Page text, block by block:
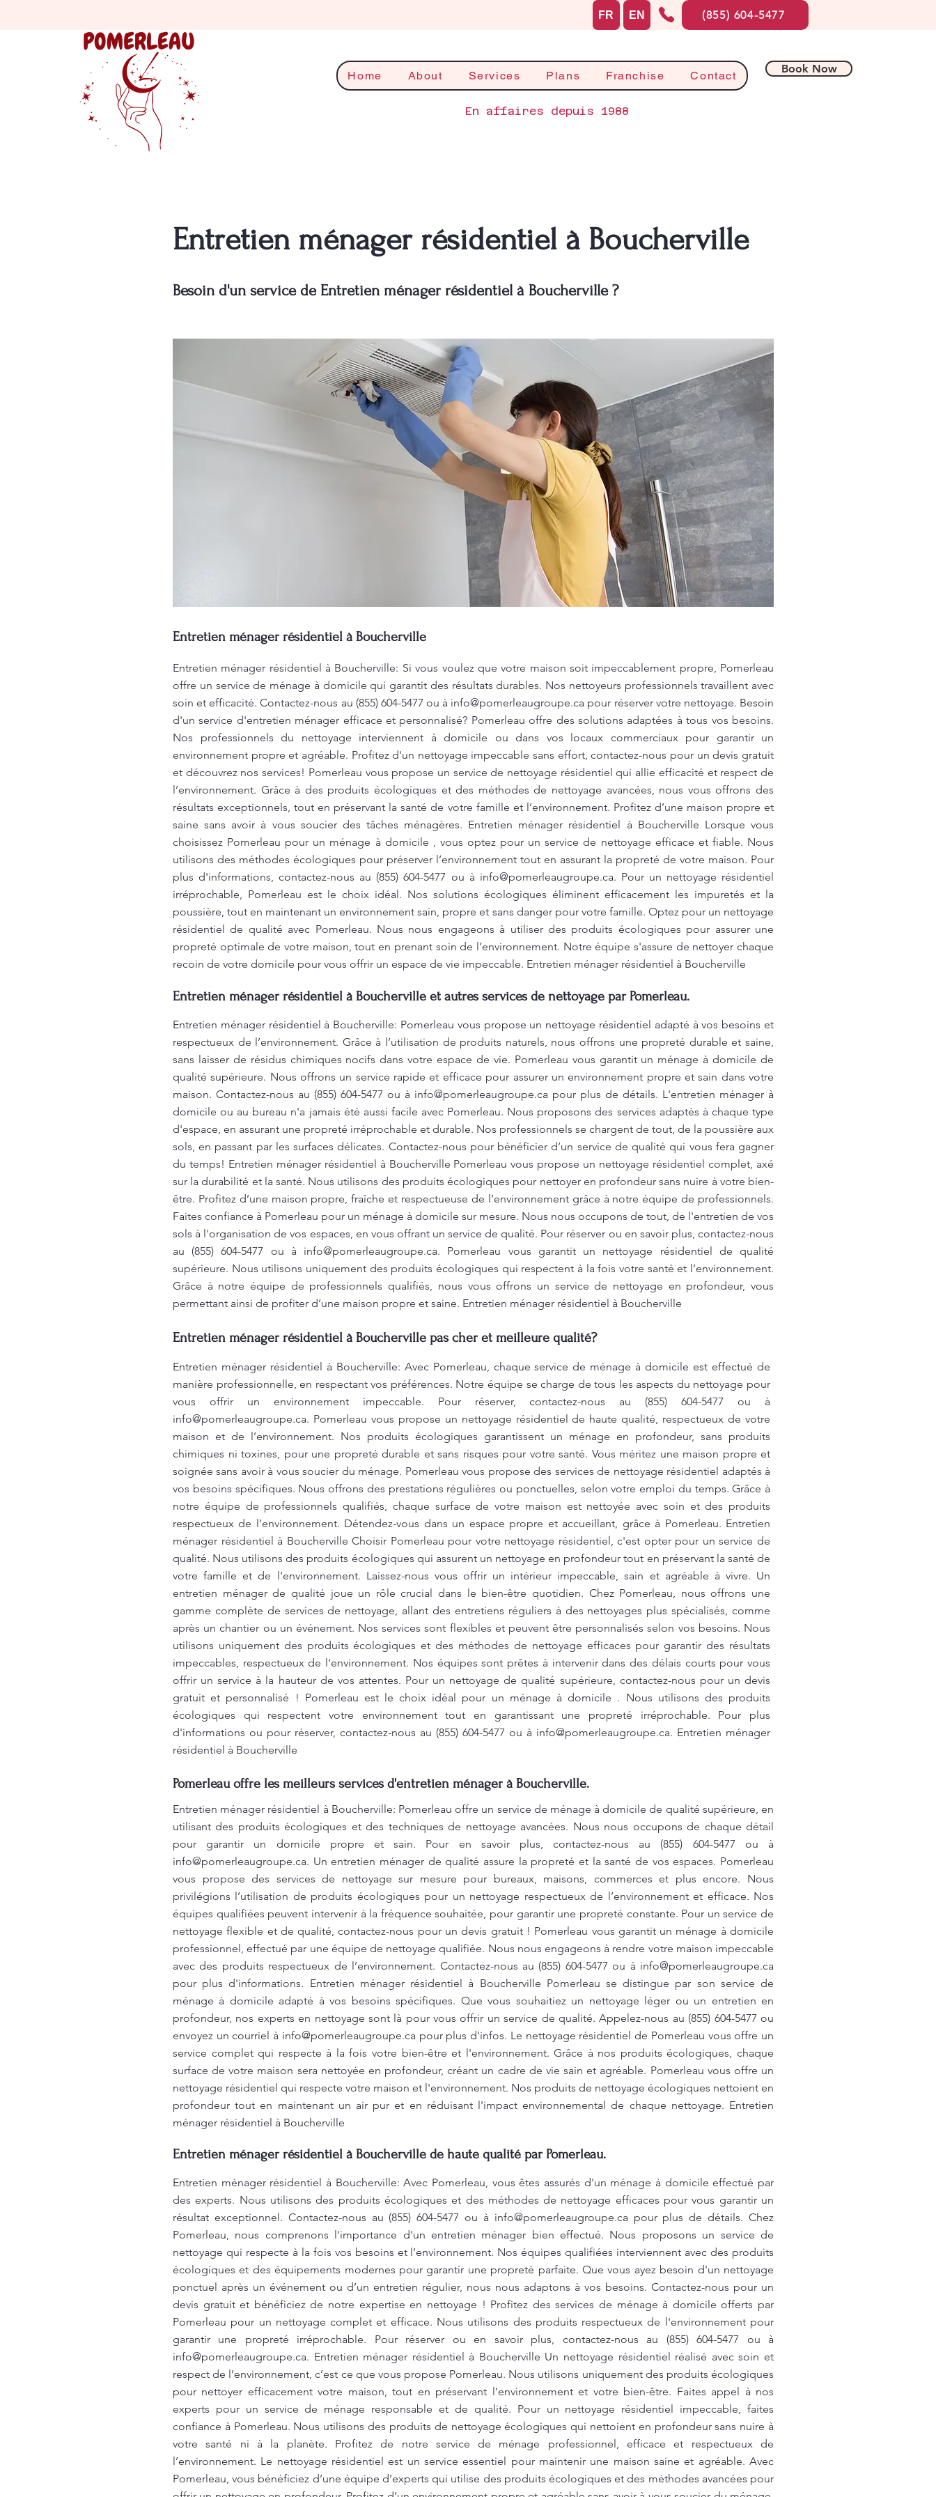
Home About Services Plans Franchise Contact
Book Now
En affaires depuis 1988
FR EN (855) 604-5477
Entretien ménager résidentiel à Boucherville
Besoin d'un service de Entretien ménager résidentiel à Boucherville ?
Entretien ménager résidentiel à Boucherville
Entretien ménager résidentiel à Boucherville: Si vous voulez que votre maison soit impeccablement propre, Pomerleau
offre un service de ménage à domicile qui garantit des résultats durables. Nos nettoyeurs professionnels travaillent avec
soin et efficacité. Contactez-nous au (855) 604-5477 ou à info@pomerleaugroupe.ca pour réserver votre nettoyage. Besoin
d'un service d'entretien ménager efficace et personnalisé? Pomerleau offre des solutions adaptées à tous vos besoins.
Nos professionnels du nettoyage interviennent à domicile ou dans vos locaux commerciaux pour garantir un
environnement propre et agréable. Profitez d'un nettoyage impeccable sans effort, contactez-nous pour un devis gratuit
et découvrez nos services! Pomerleau vous propose un service de nettoyage résidentiel qui allie efficacité et respect de
l’environnement. Grâce à des produits écologiques et des méthodes de nettoyage avancées, nous vous offrons des
résultats exceptionnels, tout en préservant la santé de votre famille et l’environnement. Profitez d’une maison propre et
saine sans avoir à vous soucier des tâches ménagères. Entretien ménager résidentiel à Boucherville Lorsque vous
choisissez Pomerleau pour un ménage à domicile , vous optez pour un service de nettoyage efficace et fiable. Nous
utilisons des méthodes écologiques pour préserver l’environnement tout en assurant la propreté de votre maison. Pour
plus d'informations, contactez-nous au (855) 604-5477 ou à info@pomerleaugroupe.ca. Pour un nettoyage résidentiel
irréprochable, Pomerleau est le choix idéal. Nos solutions écologiques éliminent efficacement les impuretés et la
poussière, tout en maintenant un environnement sain, propre et sans danger pour votre famille. Optez pour un nettoyage
résidentiel de qualité avec Pomerleau. Nous nous engageons à utiliser des produits écologiques pour assurer une
propreté optimale de votre maison, tout en prenant soin de l’environnement. Notre équipe s'assure de nettoyer chaque
recoin de votre domicile pour vous offrir un espace de vie impeccable. Entretien ménager résidentiel à Boucherville
Entretien ménager résidentiel à Boucherville et autres services de nettoyage par Pomerleau.
Entretien ménager résidentiel à Boucherville: Pomerleau vous propose un nettoyage résidentiel adapté à vos besoins et
respectueux de l’environnement. Grâce à l’utilisation de produits naturels, nous offrons une propreté durable et saine,
sans laisser de résidus chimiques nocifs dans votre espace de vie. Pomerleau vous garantit un ménage à domicile de
qualité supérieure. Nous offrons un service rapide et efficace pour assurer un environnement propre et sain dans votre
maison. Contactez-nous au (855) 604-5477 ou à info@pomerleaugroupe.ca pour plus de détails. L'entretien ménager à
domicile ou au bureau n'a jamais été aussi facile avec Pomerleau. Nous proposons des services adaptés à chaque type
d'espace, en assurant une propreté irréprochable et durable. Nos professionnels se chargent de tout, de la poussière aux
sols, en passant par les surfaces délicates. Contactez-nous pour bénéficier d’un service de qualité qui vous fera gagner
du temps! Entretien ménager résidentiel à Boucherville Pomerleau vous propose un nettoyage résidentiel complet, axé
sur la durabilité et la santé. Nous utilisons des produits écologiques pour nettoyer en profondeur sans nuire à votre bien-
être. Profitez d’une maison propre, fraîche et respectueuse de l’environnement grâce à notre équipe de professionnels.
Faites confiance à Pomerleau pour un ménage à domicile sur mesure. Nous nous occupons de tout, de l'entretien de vos
sols à l'organisation de vos espaces, en vous offrant un service de qualité. Pour réserver ou en savoir plus, contactez-nous
au (855) 604-5477 ou à info@pomerleaugroupe.ca. Pomerleau vous garantit un nettoyage résidentiel de qualité
supérieure. Nous utilisons uniquement des produits écologiques qui respectent à la fois votre santé et l’environnement.
Grâce à notre équipe de professionnels qualifiés, nous vous offrons un service de nettoyage en profondeur, vous
permettant ainsi de profiter d’une maison propre et saine. Entretien ménager résidentiel à Boucherville
Entretien ménager résidentiel à Boucherville pas cher et meilleure qualité?
Entretien ménager résidentiel à Boucherville: Avec Pomerleau, chaque service de ménage à domicile est effectué de
manière professionnelle, en respectant vos préférences. Notre équipe se charge de tous les aspects du nettoyage pour
vous offrir un environnement impeccable. Pour réserver, contactez-nous au (855) 604-5477 ou à
info@pomerleaugroupe.ca. Pomerleau vous propose un nettoyage résidentiel de haute qualité, respectueux de votre
maison et de l’environnement. Nos produits écologiques garantissent un ménage en profondeur, sans produits
chimiques ni toxines, pour une propreté durable et sans risques pour votre santé. Vous méritez une maison propre et
soignée sans avoir à vous soucier du ménage. Pomerleau vous propose des services de nettoyage résidentiel adaptés à
vos besoins spécifiques. Nous offrons des prestations régulières ou ponctuelles, selon votre emploi du temps. Grâce à
notre équipe de professionnels qualifiés, chaque surface de votre maison est nettoyée avec soin et des produits
respectueux de l’environnement. Détendez-vous dans un espace propre et accueillant, grâce à Pomerleau. Entretien
ménager résidentiel à Boucherville Choisir Pomerleau pour votre nettoyage résidentiel, c'est opter pour un service de
qualité. Nous utilisons des produits écologiques qui assurent un nettoyage en profondeur tout en préservant la santé de
votre famille et de l'environnement. Laissez-nous vous offrir un intérieur impeccable, sain et agréable à vivre. Un
entretien ménager de qualité joue un rôle crucial dans le bien-être quotidien. Chez Pomerleau, nous offrons une
gamme complète de services de nettoyage, allant des entretiens réguliers à des nettoyages plus spécialisés, comme
après un chantier ou un événement. Nos services sont flexibles et peuvent être personnalisés selon vos besoins. Nous
utilisons uniquement des produits écologiques et des méthodes de nettoyage efficaces pour garantir des résultats
impeccables, respectueux de l'environnement. Nos équipes sont prêtes à intervenir dans des délais courts pour vous
offrir un service à la hauteur de vos attentes. Pour un nettoyage de qualité supérieure, contactez-nous pour un devis
gratuit et personnalisé ! Pomerleau est le choix idéal pour un ménage à domicile . Nous utilisons des produits
écologiques qui respectent votre environnement tout en garantissant une propreté irréprochable. Pour plus
d'informations ou pour réserver, contactez-nous au (855) 604-5477 ou à info@pomerleaugroupe.ca. Entretien ménager
résidentiel à Boucherville
Pomerleau offre les meilleurs services d'entretien ménager à Boucherville.
Entretien ménager résidentiel à Boucherville: Pomerleau offre un service de ménage à domicile de qualité supérieure, en
utilisant des produits écologiques et des techniques de nettoyage avancées. Nous nous occupons de chaque détail
pour garantir un domicile propre et sain. Pour en savoir plus, contactez-nous au (855) 604-5477 ou à
info@pomerleaugroupe.ca. Un entretien ménager de qualité assure la propreté et la santé de vos espaces. Pomerleau
vous propose des services de nettoyage sur mesure pour bureaux, maisons, commerces et plus encore. Nous
privilégions l’utilisation de produits écologiques pour un nettoyage respectueux de l’environnement et efficace. Nos
équipes qualifiées peuvent intervenir à la fréquence souhaitée, pour garantir une propreté constante. Pour un service de
nettoyage flexible et de qualité, contactez-nous pour un devis gratuit ! Pomerleau vous garantit un ménage à domicile
professionnel, effectué par une équipe de nettoyage qualifiée. Nous nous engageons à rendre votre maison impeccable
avec des produits respectueux de l’environnement. Contactez-nous au (855) 604-5477 ou à info@pomerleaugroupe.ca
pour plus d'informations. Entretien ménager résidentiel à Boucherville Pomerleau se distingue par son service de
ménage à domicile adapté à vos besoins spécifiques. Que vous souhaitiez un nettoyage léger ou un entretien en
profondeur, nos experts en nettoyage sont là pour vous offrir un service de qualité. Appelez-nous au (855) 604-5477 ou
envoyez un courriel à info@pomerleaugroupe.capour plus d'infos. Le nettoyage résidentiel de Pomerleau vous offre un
service complet qui respecte à la fois votre bien-être et l'environnement. Grâce à nos produits écologiques, chaque
surface de votre maison sera nettoyée en profondeur, créant un cadre de vie sain et agréable. Pomerleau vous offre un
nettoyage résidentiel qui respecte votre maison et l'environnement. Nos produits de nettoyage écologiques nettoient en
profondeur tout en maintenant un air pur et en réduisant l'impact environnemental de chaque nettoyage. Entretien
ménager résidentiel à Boucherville
Entretien ménager résidentiel à Boucherville de haute qualité par Pomerleau.
Entretien ménager résidentiel à Boucherville: Avec Pomerleau, vous êtes assurés d'un ménage à domicile effectué par
des experts. Nous utilisons des produits écologiques et des méthodes de nettoyage efficaces pour vous garantir un
résultat exceptionnel. Contactez-nous au (855) 604-5477 ou à info@pomerleaugroupe.capour plus de détails. Chez
Pomerleau, nous comprenons l'importance d'un entretien ménager bien effectué. Nous proposons un service de
nettoyage qui respecte à la fois vos besoins et l’environnement. Nos équipes qualifiées interviennent avec des produits
écologiques et des équipements modernes pour garantir une propreté parfaite. Que vous ayez besoin d'un nettoyage
ponctuel après un événement ou d’un entretien régulier, nous nous adaptons à vos besoins. Contactez-nous pour un
devis gratuit et bénéficiez de notre expertise en nettoyage ! Profitez des services de ménage à domicile offerts par
Pomerleau pour un nettoyage complet et efficace. Nous utilisons des produits respectueux de l'environnement pour
garantir une propreté irréprochable. Pour réserver ou en savoir plus, contactez-nous au (855) 604-5477 ou à
info@pomerleaugroupe.ca. Entretien ménager résidentiel à Boucherville Un nettoyage résidentiel réalisé avec soin et
respect de l’environnement, c’est ce que vous propose Pomerleau. Nous utilisons uniquement des produits écologiques
pour nettoyer efficacement votre maison, tout en préservant l’environnement et votre bien-être. Faites appel à nos
experts pour un service de ménage responsable et de qualité. Pour un nettoyage résidentiel impeccable, faites
confiance à Pomerleau. Nous utilisons des produits de nettoyage écologiques qui nettoient en profondeur sans nuire à
votre santé ni à la planète. Profitez de notre service de ménage professionnel, efficace et respectueux de
l’environnement. Le nettoyage résidentiel est un service essentiel pour maintenir une maison saine et agréable. Avec
Pomerleau, vous bénéficiez d’une équipe d’experts qui utilise des produits écologiques et des méthodes avancées pour